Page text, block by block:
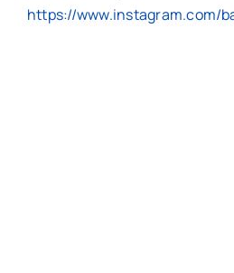
https://www.instagram.com/